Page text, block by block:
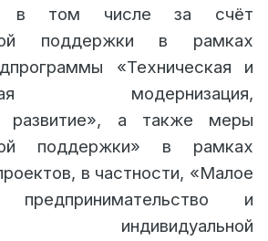
в том числе за счёт
поддержки в рамках
«Техническая и
модернизация,
развитие», а также меры
поддержки» в рамках
в частности, «Малое
и
индивидуальной